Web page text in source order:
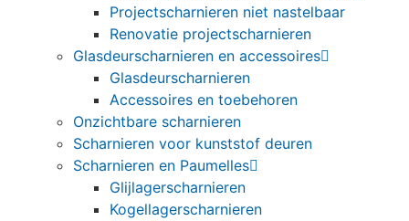
Projectscharnieren niet nastelbaar
Renovatie projectscharnieren
Glasdeurscharnieren en accessoires
Glasdeurscharnieren
Accessoires en toebehoren
Onzichtbare scharnieren
Scharnieren voor kunststof deuren
Scharnieren en Paumelles
Glijlagerscharnieren
Kogellagerscharnieren